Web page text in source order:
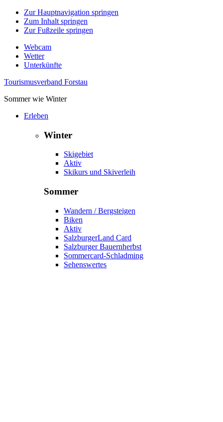
Zur Hauptnavigation springen
Zum Inhalt springen
Zur Fußzeile springen
Webcam
Wetter
Unterkünfte
Tourismusverband Forstau
Sommer wie Winter
Erleben
Winter
Skigebiet
Aktiv
Skikurs und Skiverleih
Sommer
Wandern / Bergsteigen
Biken
Aktiv
SalzburgerLand Card
Salzburger Bauernherbst
Sommercard-Schladming
Sehenswertes